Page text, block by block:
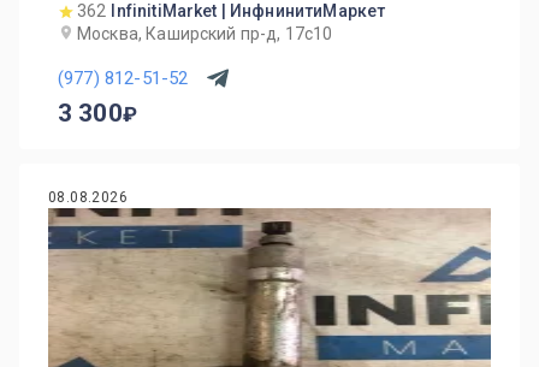
362
InfinitiMarket | ИнфнинитиМаркет
Москва, Каширский пр-д, 17с10
(977) 812-51-52
3 300
08.08.2026